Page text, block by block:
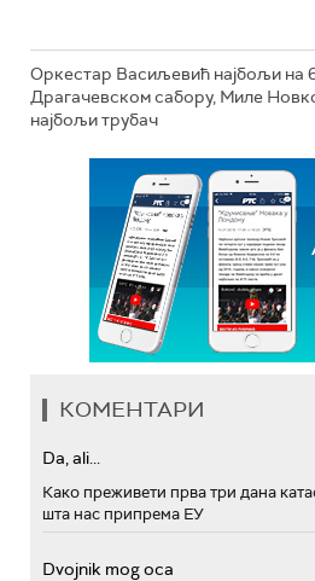
Оркестар Васиљевић најбољи на
Драгачевском сабору, Миле
најбољи трубач
КОМЕНТАРИ
Da, ali...
Како преживети прва три дана
шта нас припрема ЕУ
Dvojnik mog oca